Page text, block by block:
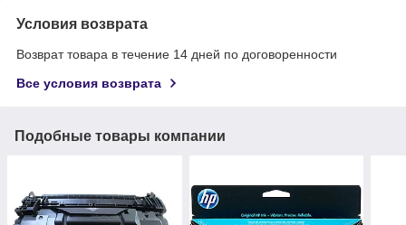
Условия возврата
Возврат товара в течение 14 дней по договоренности
Все условия возврата
Подобные товары компании